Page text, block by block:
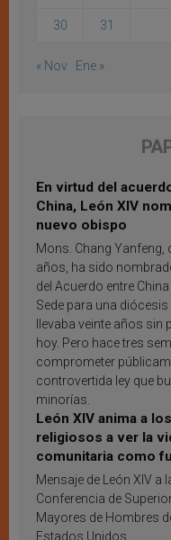
30 31
« Nov Ene »
En virtud del
China, León XIV
nuevo obispo
Mons. Chang Yanfeng,
años, ha sido
del Acuerdo entre
Sede para una diócesis
llevaba veinte años
hoy. Pero hace tres
comprometer
controvertida ley que
minorías.
León XIV anima a los
religiosos a ver la
comunitaria como
inspiración y
Mensaje de León XIV a
Conferencia de
Mayores de Hombres
Estados Unidos